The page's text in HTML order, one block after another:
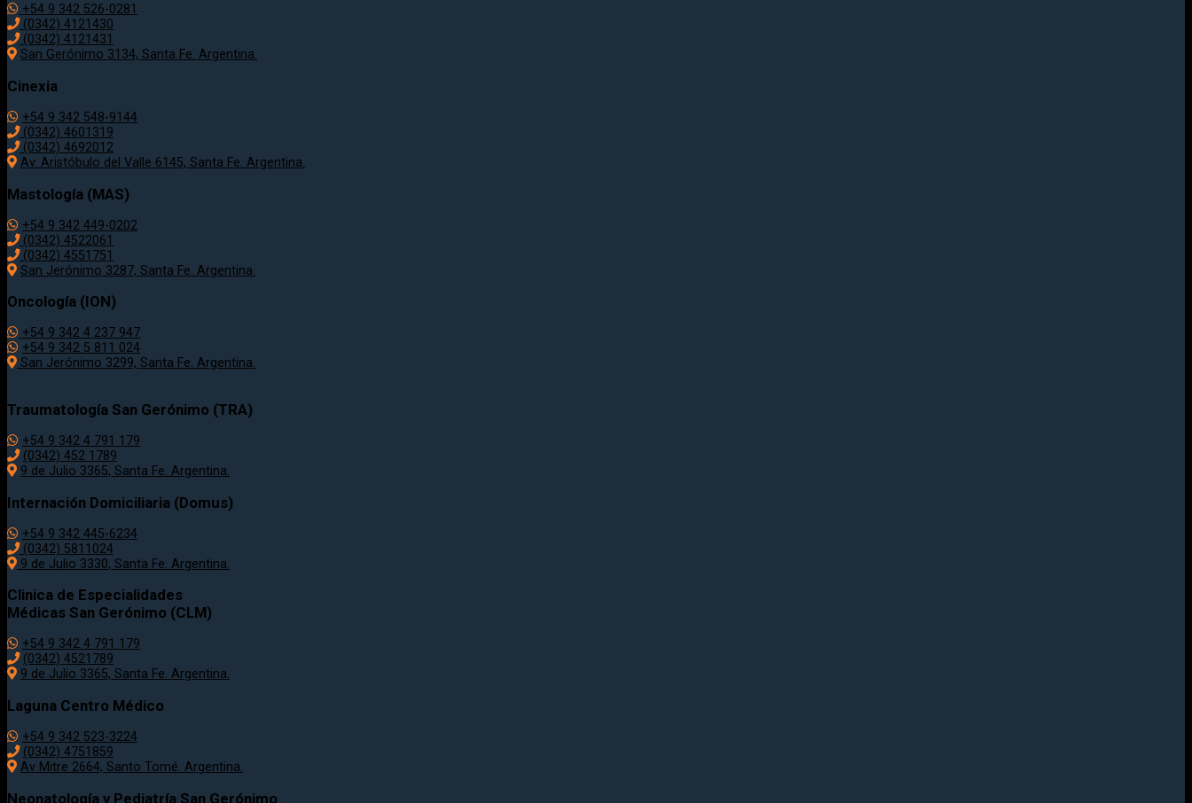
+54 9 342 526-0281
(0342) 4121430
(0342) 4121431
San Gerónimo 3134, Santa Fe. Argentina.
Cinexia
+54 9 342 548-9144
(0342) 4601319
(0342) 4692012
Av. Aristóbulo del Valle 6145, Santa Fe. Argentina.
Mastología (MAS)
+54 9 342 449-0202
(0342) 4522061
(0342) 4551751
San Jerónimo 3287, Santa Fe. Argentina.
Oncología (ION)
+54 9 342 4 237 947
+54 9 342 5 811 024
San Jerónimo 3299, Santa Fe. Argentina.
Traumatología San Gerónimo (TRA)
+54 9 342 4 791 179
(0342) 452 1789
9 de Julio 3365, Santa Fe. Argentina.
Internación Domiciliaria (Domus)
+54 9 342 445-6234
(0342) 5811024
9 de Julio 3330, Santa Fe. Argentina.
Clinica de Especialidades
Médicas San Gerónimo (CLM)
+54 9 342 4 791 179
(0342) 4521789
9 de Julio 3365, Santa Fe. Argentina.
Laguna Centro Médico
+54 9 342 523-3224
(0342) 4751859
Av Mitre 2664, Santo Tomé. Argentina.
Neonatología y Pediatría San Gerónimo